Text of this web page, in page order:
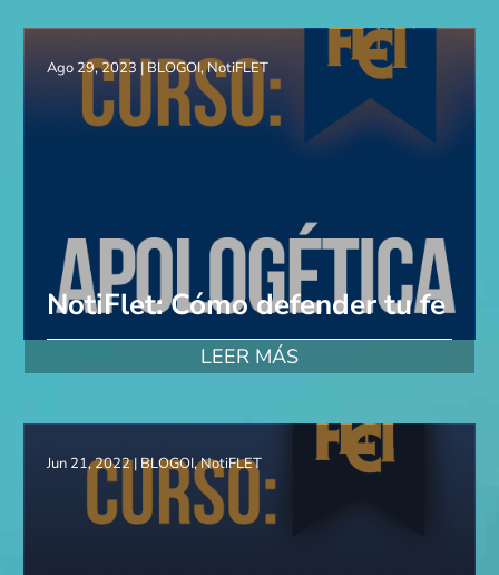
NotiFlet: Cómo defender tu fe
Ago 29, 2023 | BLOGOI,NotiFLET
LEER MÁS
Jun 21, 2022| BLOGOI,NotiFLET